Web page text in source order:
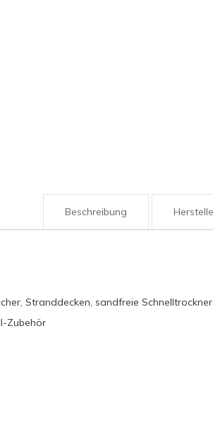
Beschreibung
Stranddecken, sandfreie
Zubehör